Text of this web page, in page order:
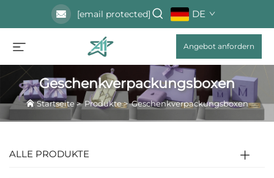
[email protected] DE
Angebot anfordern
Geschenkverpackungsboxen
Startseite>Produkte>Geschenkverpackungsboxen
ALLE PRODUKTE